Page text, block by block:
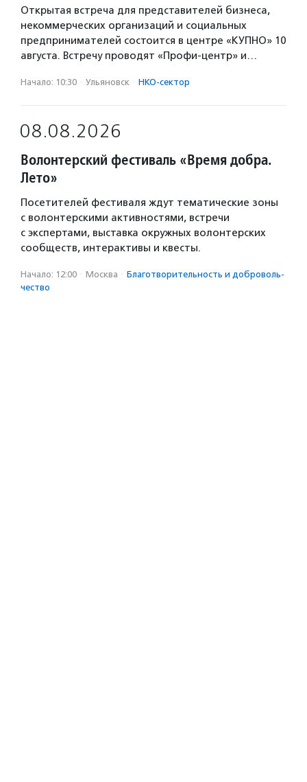
Открытая встреча для представителей бизнеса,
некоммерческих организаций и социальных
предпринимателей состоится в центре «КУПНО» 10
августа. Встречу проводят «Профи-центр» и…
Начало: 10:30 · Ульяновск · НКО-сектор
08.08.2026
Волонтерский фестиваль «Время добра.
Лето»
Посетителей фестиваля ждут тематические зоны
с волонтерскими активностями, встречи
с экспертами, выставка окружных волонтерских
сообществ, интерактивы и квесты.
Начало: 12:00 · Москва · Благотвори­тель­ность и доброволь­
чест­во